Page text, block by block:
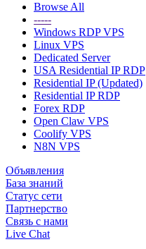
Browse All
-----
Windows RDP VPS
Linux VPS
Dedicated Server
USA Residential IP RDP
Residential IP (Updated)
Residential IP RDP
Forex RDP
Open Claw VPS
Coolify VPS
N8N VPS
Объявления
База знаний
Статус сети
Партнерство
Связь с нами
Live Chat